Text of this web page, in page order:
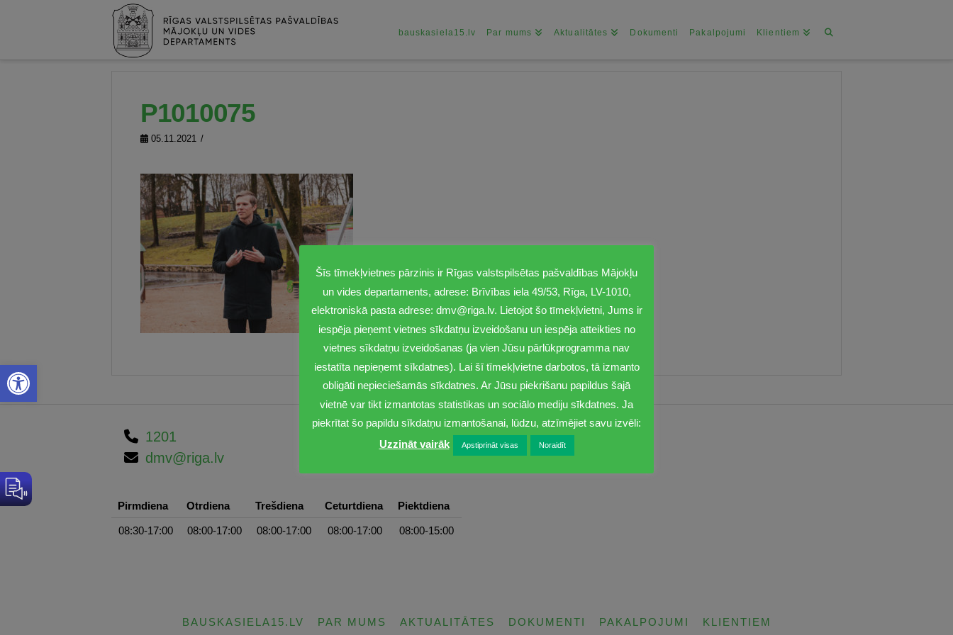
Open toolbar
bauskasiela15.lv Par mums Aktualitātes Dokumenti Pakalpojumi Klientiem
P1010075
05.11.2021
1201
dmv@riga.lv
Pirmdiena Otrdiena Trešdiena Ceturtdiena Piektdiena
08:30-17:00 08:00-17:00 08:00-17:00 08:00-17:00 08:00-15:00
BAUSKASIELA15.LV PAR MUMS AKTUALITĀTES DOKUMENTI PAKALPOJUMI KLIENTIEM
Šīs tīmekļvietnes pārzinis ir Rīgas valstspilsētas pašvaldības Mājokļu
un vides departaments, adrese: Brīvības iela 49/53, Rīga, LV-1010,
elektroniskā pasta adrese: dmv@riga.lv. Lietojot šo tīmekļvietni, Jums ir
iespēja pieņemt vietnes sīkdatņu izveidošanu un iespēja atteikties no
vietnes sīkdatņu izveidošanas (ja vien Jūsu pārlūkprogramma nav
iestatīta nepieņemt sīkdatnes). Lai šī tīmekļvietne darbotos, tā izmanto
obligāti nepieciešamās sīkdatnes. Ar Jūsu piekrišanu papildus šajā
vietnē var tikt izmantotas statistikas un sociālo mediju sīkdatnes. Ja
piekrītat šo papildu sīkdatņu izmantošanai, lūdzu, atzīmējiet savu izvēli:
Uzzināt vairāk
Apstiprināt visas Noraidīt